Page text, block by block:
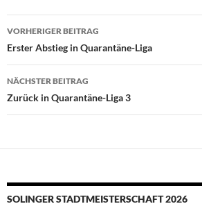
Beitragsnavigation
VORHERIGER BEITRAG
Erster Abstieg in Quarantäne-Liga
NÄCHSTER BEITRAG
Zurück in Quarantäne-Liga 3
SOLINGER STADTMEISTERSCHAFT 2026